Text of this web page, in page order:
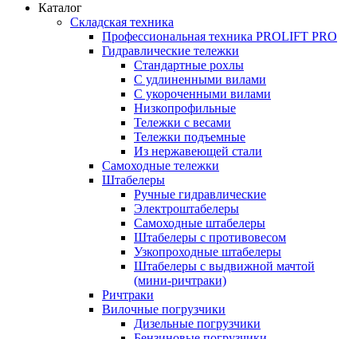
Каталог
Складская техника
Профессиональная техника PROLIFT PRO
Гидравлические тележки
Стандартные рохлы
С удлиненными вилами
С укороченными вилами
Низкопрофильные
Тележки с весами
Тележки подъемные
Из нержавеющей стали
Самоходные тележки
Штабелеры
Ручные гидравлические
Электроштабелеры
Самоходные штабелеры
Штабелеры с противовесом
Узкопроходные штабелеры
Штабелеры с выдвижной мачтой
(мини-ричтраки)
Ричтраки
Вилочные погрузчики
Дизельные погрузчики